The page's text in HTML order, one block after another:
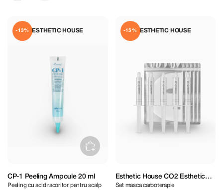
ESTHETIC HOUSE
-13%
CP-1 Peeling Ampoule 20 ml
Peeling cu acid racoritor pentru scalp
ESTHETIC HOUSE
-15%
Esthetic House CO2 Esthetic
Formula Carbonic Mask 25 ml *
Set masca carboterapie